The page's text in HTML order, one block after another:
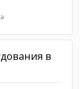
в